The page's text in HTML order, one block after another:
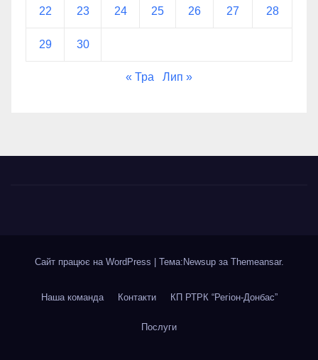
22 23 24 25 26 27 28
29 30
« Тра Лип »
Сайт працює на WordPress Тема:Newsup за Themeansar.
Наша команда Контакти КП РТРК “Регіон-Донбас”
Послуги